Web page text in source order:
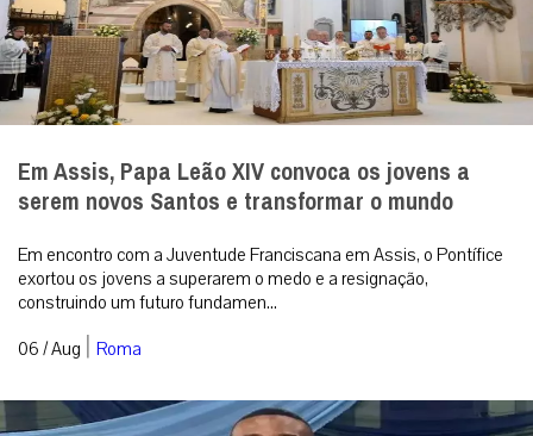
Em Assis, Papa Leão XIV convoca os jovens a
serem novos Santos e transformar o mundo
Em encontro com a Juventude Franciscana em Assis, o Pontífice
exortou os jovens a superarem o medo e a resignação,
construindo um futuro fundamen...
06 / Aug | Roma